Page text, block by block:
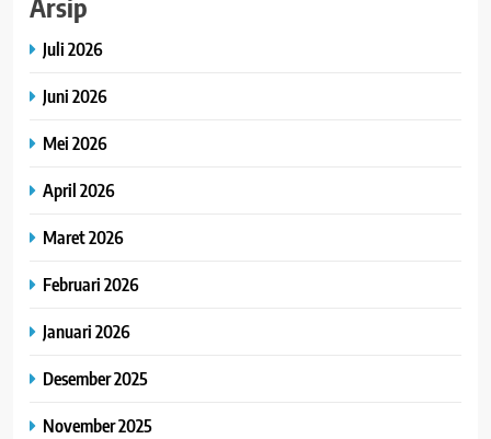
Arsip
Juli 2026
Juni 2026
Mei 2026
April 2026
Maret 2026
Februari 2026
Januari 2026
Desember 2025
November 2025